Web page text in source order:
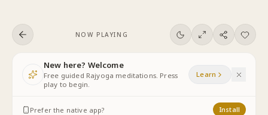
NOW PLAYING
New here? Welcome
Free guided Rajyoga meditations. Press
play to begin.
Learn
Prefer the native app? Install